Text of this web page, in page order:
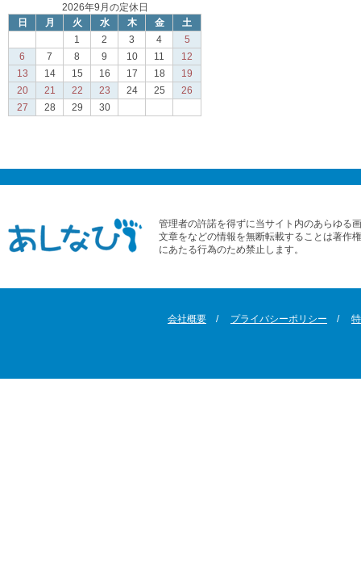
2026年9月の定休日
日
月 火 水 木 金
土
1
2 3 4
5
6
7 8 9 10 11
12
13
14 15 16 17 18
19
20
21 22 23 24 25
26
27
28 29 30
管理者の許諾を得ずに当サイト内のあらゆる
文章をなどの情報を無断転載することは著作
にあたる行為のため禁止します。
会社概要 プライバシーポリシー